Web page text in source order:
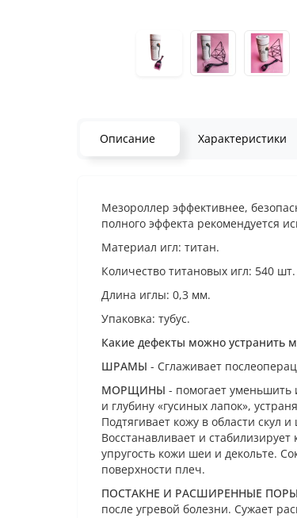
Описание Характеристики
Мезороллер эффективнее,
полного эффекта рекомендуется
Материал игл: титан.
Количество титановых игл: 540 шт.
Длина иглы: 0,3 мм.
Упаковка: тубус.
Какие дефекты можно устранить
ШРАМЫ - Сглаживает
МОРЩИНЫ - помогает
и глубину «гусиных лапок»,
Подтягивает кожу в области скул
Восстанавливает и
упругость кожи шеи и декольте.
поверхности плеч.
ПОСТАКНЕ И РАСШИРЕННЫЕ ПОРЫ
после угревой болезни. Сужает